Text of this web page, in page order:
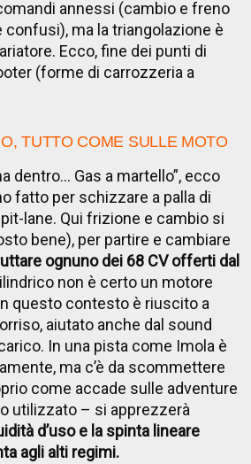
annessi (cambio e freno
ma la triangolazione è
Ecco, fine dei punti di
(forme di carrozzeria a
TUTTO COME SULLE MOTO
dentro… Gas a martello”, ecco
fatto per schizzare a palla di
lane. Qui frizione e cambio si
bene), per partire e cambiare
ognuno dei 68 CV offerti dal
non è certo un motore
questo contesto è riuscito a
aiutato anche dal sound
In una pista come Imola è
ma c’è da scommettere
come accade sulle adventure
utilizzato – si apprezzerà
d’uso e la spinta lineare
agli alti regimi.